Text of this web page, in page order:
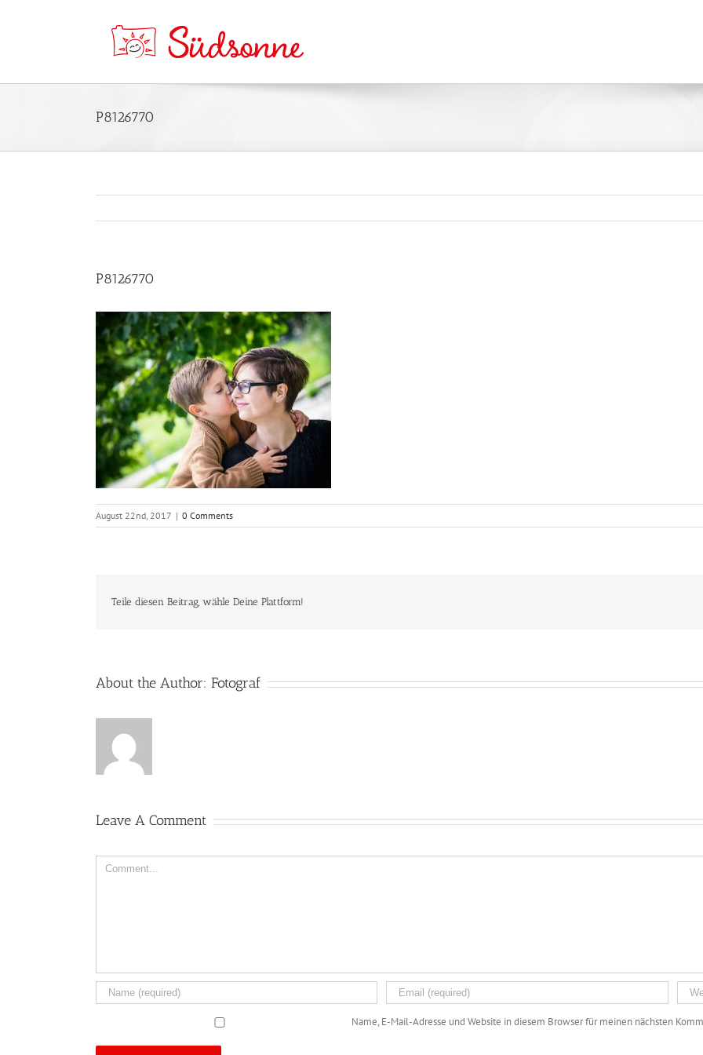
P8126770
P8126770
August 22nd, 2017 | 0 Comments
Teile diesen Beitrag, wähle Deine Plattform!
About the Author: Fotograf
Leave A Comment
Comment
Name, E-Mail-Adresse und Website in diesem Browser für meinen nächsten